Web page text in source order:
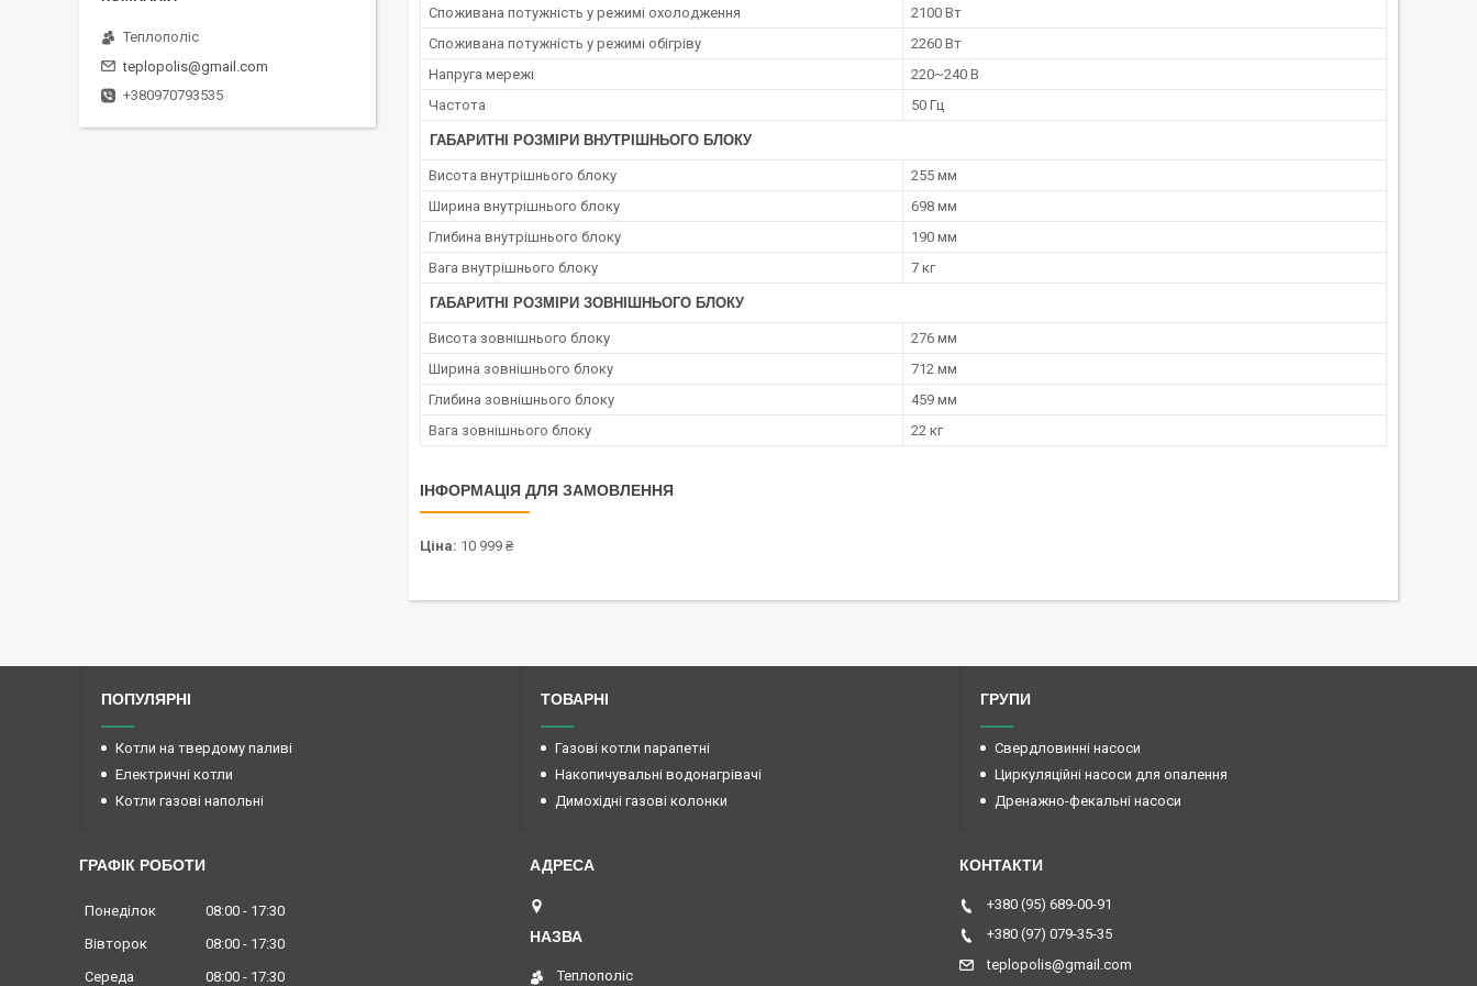
Споживана потужність у режимі охолодження
2100 Вт
Споживана потужність у режимі обігріву
2260 Вт
Напруга мережі
220~240 В
Частота
50 Гц
ГАБАРИТНІ РОЗМІРИ ВНУТРІШНЬОГО БЛОКУ
Висота внутрішнього блоку
255 мм
Ширина внутрішнього блоку
698 мм
Глибина внутрішнього блоку
190 мм
Вага внутрішнього блоку
7 кг
ГАБАРИТНІ РОЗМІРИ ЗОВНІШНЬОГО БЛОКУ
Висота зовнішнього блоку
276 мм
Ширина зовнішнього блоку
712 мм
Глибина зовнішнього блоку
459 мм
Вага зовнішнього блоку
22 кг
ІНФОРМАЦІЯ ДЛЯ ЗАМОВЛЕННЯ
Ціна: 10 999 ₴
Теплополіс
teplopolis@gmail.com
+380970793535
ПОПУЛЯРНІ
Котли на твердому паливі
Електричні котли
Котли газові напольні
ТОВАРНІ
Газові котли парапетні
Накопичувальні водонагрівачі
Димохідні газові колонки
ГРУПИ
Свердловинні насоси
Циркуляційні насоси для опалення
Дренажно-фекальні насоси
ГРАФІК РОБОТИ
Понеділок 08:00
17:30
Вівторок
08:00
17:30
Середа
08:00 17:30 Теплополіс
+380 (95) 689-00-91
+380 (97) 079-35-35
teplopolis@gmail.com